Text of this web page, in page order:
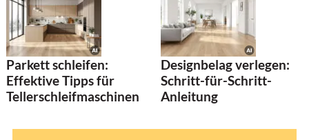
Parkett schleifen:
Effektive Tipps für
Tellerschleifmaschinen
Designbelag verlegen:
Schritt-für-Schritt-
Anleitung